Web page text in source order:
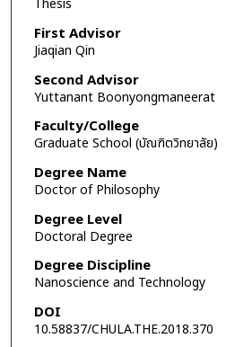
Thesis
First Advisor
Jiaqian Qin
Second Advisor
Yuttanant Boonyongmaneerat
Faculty/College
Graduate School (บัณฑิตวิทยาลัย)
Degree Name
Doctor of Philosophy
Degree Level
Doctoral Degree
Degree Discipline
Nanoscience and Technology
DOI
10.58837/CHULA.THE.2018.370